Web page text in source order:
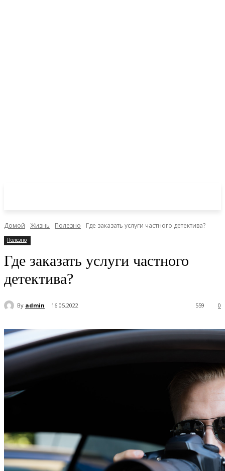
Домой Жизнь Полезно Где заказать услуги частного детектива?
Полезно
Где заказать услуги частного
детектива?
By admin 16.05.2022 0
559